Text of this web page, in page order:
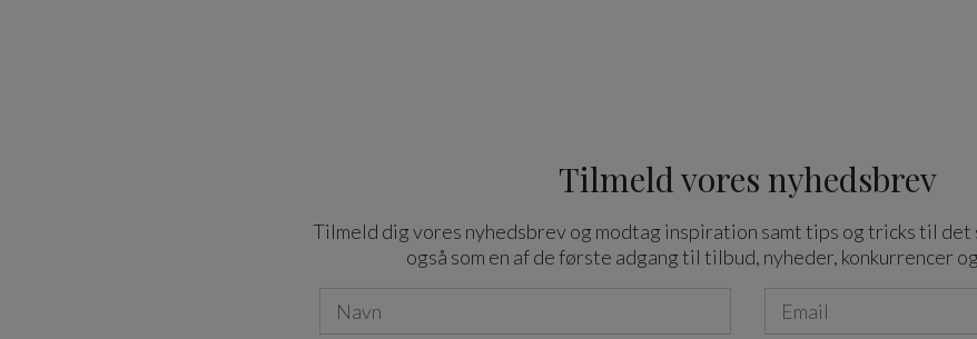
Tilmeld vores nyhedsbrev
Tilmeld dig vores nyhedsbrev og modtag inspiration samt tips og tricks til det
også som en af de første adgang til tilbud, nyheder, konkurrencer